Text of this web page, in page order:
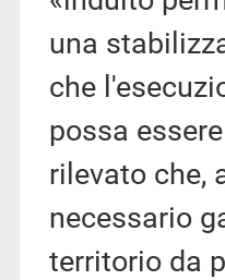
una
che
possa
rilevato che,
necessario
territorio da